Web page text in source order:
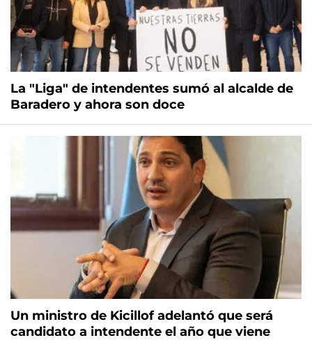
La "Liga" de intendentes sumó al alcalde de
Baradero y ahora son doce
Un ministro de Kicillof adelantó que será
candidato a intendente el año que viene